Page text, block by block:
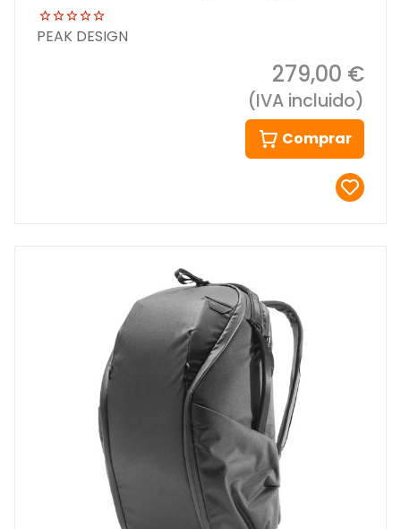
PEAK DESIGN
279,00 €
(IVA incluido)
Comprar